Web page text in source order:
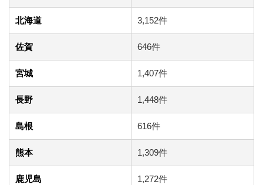
北海道 3,152件
佐賀 646件
宮城 1,407件
長野 1,448件
島根 616件
熊本 1,309件
鹿児島 1,272件